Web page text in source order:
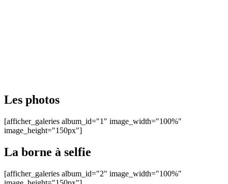
Les photos
[afficher_galeries album_id="1" image_width="100%"
image_height="150px"]
La borne à selfie
[afficher_galeries album_id="2" image_width="100%"